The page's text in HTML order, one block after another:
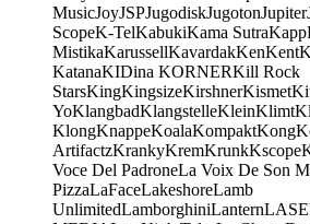
MusicJoyJSPJugodiskJugotonJupiter
ScopeK-TelKabukiKama SutraKapp
MistikaKarussellKavardakKenKent
KatanaKIDina KORNERKill Rock
StarsKingKingsizeKirshnerKismet
YoKlangbadKlangstelleKleinKlimt
KlongKnappeKoalaKompaktKong
ArtifactzKrankyKremKrunkKscope
Voce Del PadroneLa Voix De Son
PizzaLaFaceLakeshoreLamb
UnlimitedLamborghiniLantern